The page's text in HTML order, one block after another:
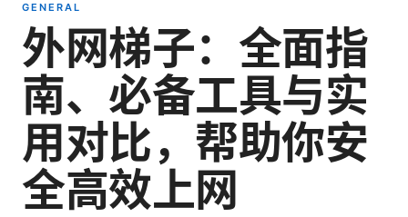
GENERAL
外网梯子：全面指
南、必备工具与实
用对比，帮助你安
全高效上网